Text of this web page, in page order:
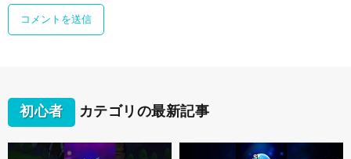
初心者 カテゴリの最新記事